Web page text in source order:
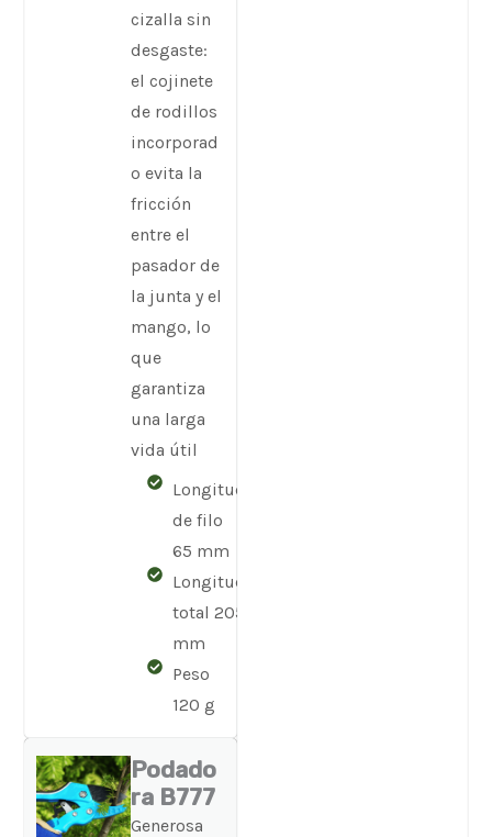
cizalla sin
desgaste:
el cojinete
de rodillos
incorporad
o evita la
fricción
entre el
pasador de
la junta y el
mango, lo
que
garantiza
una larga
vida útil
Longitud
de filo
65 mm
Longitud
total 205
mm
Peso
120 g
Podado
ra B777
Generosa